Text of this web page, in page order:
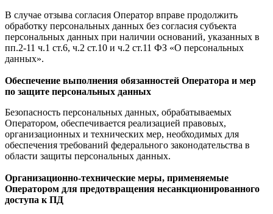
В случае отзыва согласия Оператор вправе продолжить
обработку персональных данных без согласия субъекта
персональных данных при наличии оснований, указанных в
пп.2-11 ч.1 ст.6, ч.2 ст.10 и ч.2 ст.11 ФЗ «О персональных
данных».
Обеспечение выполнения обязанностей Оператора и мер
по защите персональных данных
Безопасность персональных данных, обрабатываемых
Оператором, обеспечивается реализацией правовых,
организационных и технических мер, необходимых для
обеспечения требований федерального законодательства в
области защиты персональных данных.
Организационно-технические меры, применяемые
Оператором для предотвращения несанкционированного
доступа к ПД